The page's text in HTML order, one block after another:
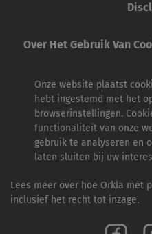
Over Het Gebruik Van
Onze website plaatst
hebt ingestemd met het
browserinstellingen.
functionaliteit van onze
gebruik te analyseren en
laten sluiten bij uw
Lees meer over hoe Orkla met
inclusief het recht tot inzage.